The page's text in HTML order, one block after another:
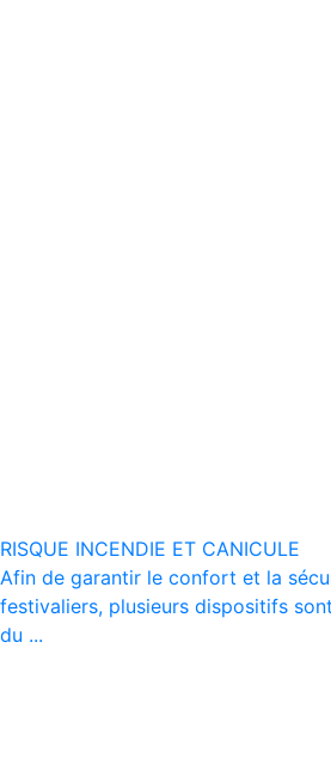
RISQUE INCENDIE ET CANICULE
Afin de garantir le confort et la
festivaliers, plusieurs dispositifs
du ...